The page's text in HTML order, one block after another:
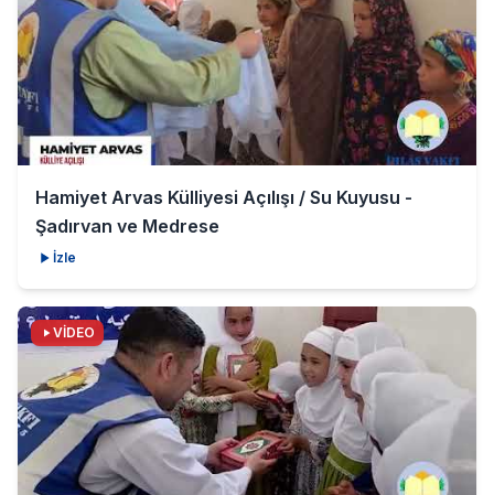
Hamiyet Arvas Külliyesi Açılışı / Su Kuyusu -
Şadırvan ve Medrese
İzle
VİDEO